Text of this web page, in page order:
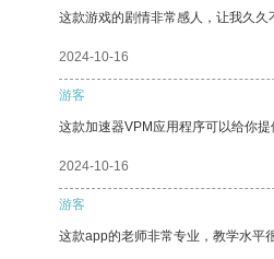
这款游戏的剧情非常感人，让我久久
2024-10-16
游客
这款加速器VPM应用程序可以给你提
2024-10-16
游客
这款app的老师非常专业，教学水平